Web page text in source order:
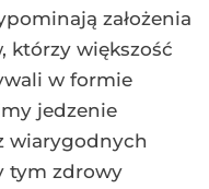
założenia
którzy większość
w formie
jedzenie
wiarygodnych
tym zdrowy